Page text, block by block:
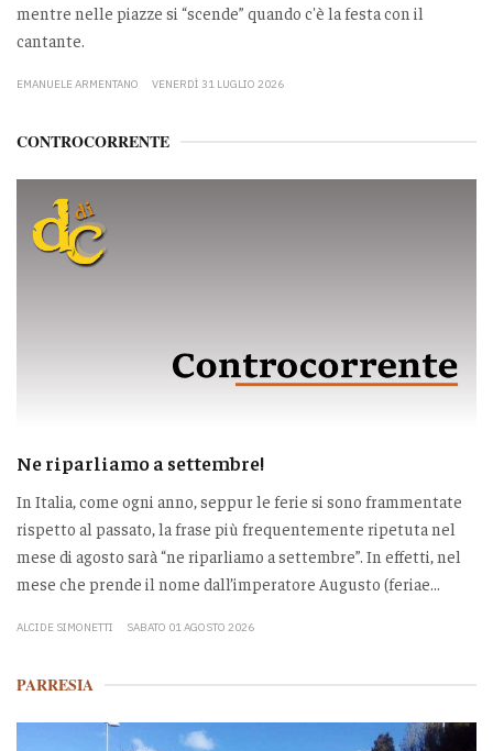
mentre nelle piazze si “scende” quando c'è la festa con il
cantante.
EMANUELE ARMENTANO VENERDÌ 31 LUGLIO 2026
CONTROCORRENTE
Ne riparliamo a settembre!
In Italia, come ogni anno, seppur le ferie si sono frammentate
rispetto al passato, la frase più frequentemente ripetuta nel
mese di agosto sarà “ne riparliamo a settembre”. In effetti, nel
mese che prende il nome dall’imperatore Augusto (feriae...
ALCIDE SIMONETTI SABATO 01 AGOSTO 2026
PARRESIA